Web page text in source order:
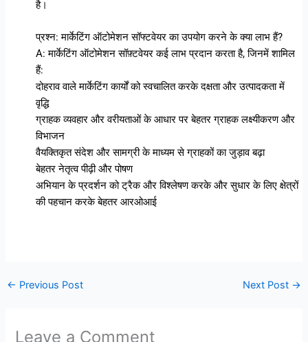
है।
प्रश्न: मार्केटिंग ऑटोमेशन सॉफ्टवेयर का उपयोग करने के क्या लाभ हैं?
A: मार्केटिंग ऑटोमेशन सॉफ़्टवेयर कई लाभ प्रदान करता है, जिनमें शामिल
हैं:
दोहराव वाले मार्केटिंग कार्यों को स्वचालित करके दक्षता और उत्पादकता में
वृद्धि
ग्राहक व्यवहार और वरीयताओं के आधार पर बेहतर ग्राहक लक्ष्यीकरण और
विभाजन
वैयक्तिकृत संदेश और सामग्री के माध्यम से ग्राहकों का जुड़ाव बढ़ा
बेहतर नेतृत्व पीढ़ी और पोषण
अभियान के प्रदर्शन को ट्रैक और विश्लेषण करके और सुधार के लिए क्षेत्रों
की पहचान करके बेहतर आरओआई
← Previous Post Next Post →
Leave a Comment